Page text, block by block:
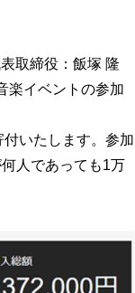
取締役：飯塚 隆
楽イベントの参加
いたします。参加
人であっても1万